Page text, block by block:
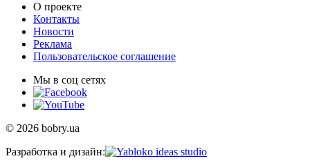
О проекте
Контакты
Новости
Реклама
Пользовательское соглашение
Мы в соц сетях
© 2026 bobry.ua
Разработка и дизайн: